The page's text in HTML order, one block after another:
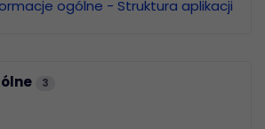
3
ogólne - Struktura aplikacji